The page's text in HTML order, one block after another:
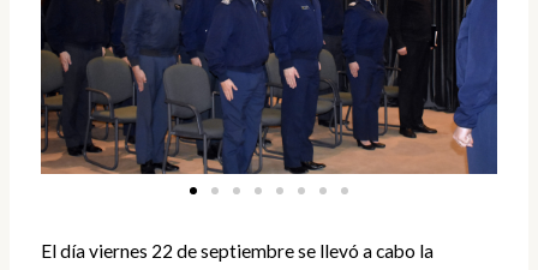
El día viernes 22 de septiembre se llevó a cabo la